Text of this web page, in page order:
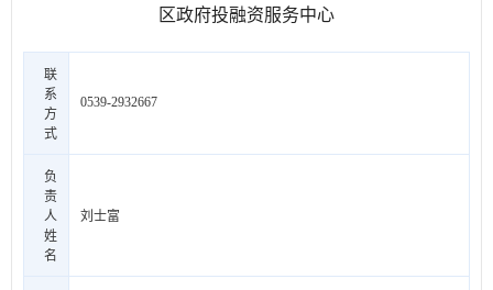
区政府投融资服务中心
联
系
方
式
0539-2932667
负
责
人
姓
名
刘士富